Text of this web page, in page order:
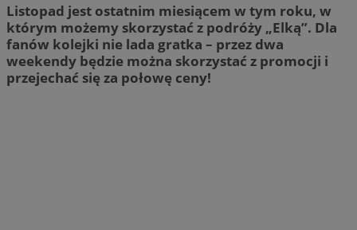
Listopad jest ostatnim miesiącem w tym roku, w
którym możemy skorzystać z podróży „Elką”. Dla
fanów kolejki nie lada gratka – przez dwa
weekendy będzie można skorzystać z promocji i
przejechać się za połowę ceny!